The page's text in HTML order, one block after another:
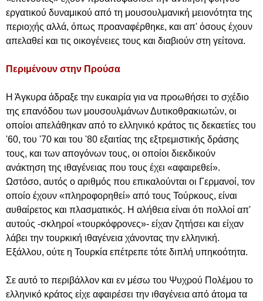
εργατικού δυναμικού από τη μουσουλμανική μειονότητα της
περιοχής αλλά, όπως προαναφέρθηκε, και απ' όσους έχουν
απελαθεί και τις οικογένειες τους και διαβιούν στη γείτονα.
Περιμένουν στην Προύσα
Η Άγκυρα άδραξε την ευκαιρία για να προωθήσει το σχέδιο
της επανόδου των μουσουλμάνων Δυτικοθρακιωτών, οι
οποίοι απελάθηκαν από το ελληνικό κράτος τις δεκαετίες του
'60, του '70 και του '80 εξαιτίας της εξτρεμιστικής δράσης
τους, και των απογόνων τους, οι οποίοι διεκδικούν
ανάκτηση της ιθαγένειας που τους έχει «αφαιρεθεί».
Ωστόσο, αυτός ο αριθμός που επικαλούνται οι Γερμανοί, τον
οποίο έχουν «πληροφορηθεί» από τους Τούρκους, είναι
αυθαίρετος και πλασματικός. Η αλήθεια είναι ότι πολλοί απ'
αυτούς -σκληροί «τουρκόφρονες»- είχαν ζητήσει και είχαν
λάβει την τουρκική ιθαγένεια χάνοντας την ελληνική.
Εξάλλου, ούτε η Τουρκία επέτρεπε τότε διπλή υπηκοότητα.
Σε αυτό το περιβάλλον και εν μέσω του Ψυχρού Πολέμου το
ελληνικό κράτος είχε αφαιρέσει την ιθαγένεια από άτομα τα